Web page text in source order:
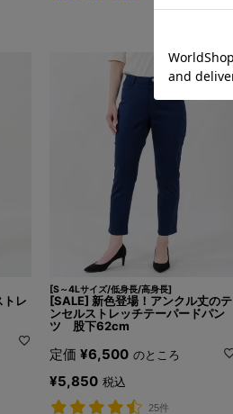
トレ
[S～4Lサイズ/低身長/高身長]
[SALE] 新色登場！アンクル丈のテ
ンセルストレッチテーパードパン
ツ 股下62cm
定価 ¥6,500 のところ
¥5,850 税込
25件